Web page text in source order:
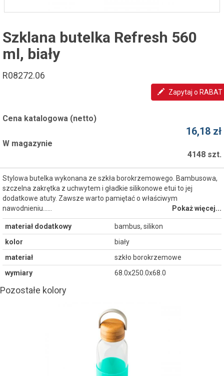
Szklana butelka Refresh 560
ml, biały
R08272.06
Zapytaj o RABAT
Cena katalogowa (netto)
16,18 zł
W magazynie
4148 szt.
Stylowa butelka wykonana ze szkła borokrzemowego. Bambusowa,
szczelna zakrętka z uchwytem i gładkie silikonowe etui to jej
dodatkowe atuty. Zawsze warto pamiętać o właściwym
nawodnieniu...…
Pokaż więcej...
materiał dodatkowy
bambus, silikon
kolor
biały
materiał
szkło borokrzemowe
wymiary
68.0x250.0x68.0
Pozostałe kolory